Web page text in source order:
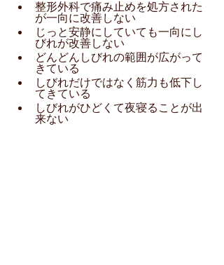
整形外科で痛み止めを処方された
が一向に改善しない
じっと安静にしていても一向にし
びれが改善しない
どんどんしびれの範囲が広がって
きている
しびれだけではなく筋力も低下し
てきている
しびれがひどくて夜寝ることが出
来ない